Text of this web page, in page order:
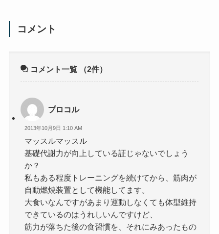
コメント
コメント一覧 （2件）
プロコル
2013年10月9日 1:10 AM
マッスルマッスル
基礎代謝力が向上している証じゃないでしょう
か？
私もある程度トレーニングを続けてから、筋肉が
自動燃焼装置として機能してます。
大食いなんですがあまり運動しなくても体型維持
できているのはうれしいんですけど、
筋力が落ちた後の食習慣を、それにみあったもの